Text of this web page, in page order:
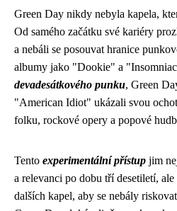
Green Day nikdy nebyla kapela,
Od samého začátku své kariéry
a nebáli se posouvat hranice
albumy jako "Dookie" a
devadesátkového punku, Green
"American Idiot" ukázali svou
folku, rockové opery a popové
Tento experimentální přístup jim
a relevanci po dobu tří desetiletí,
dalších kapel, aby se nebály